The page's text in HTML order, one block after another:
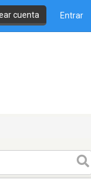
cuenta Entrar